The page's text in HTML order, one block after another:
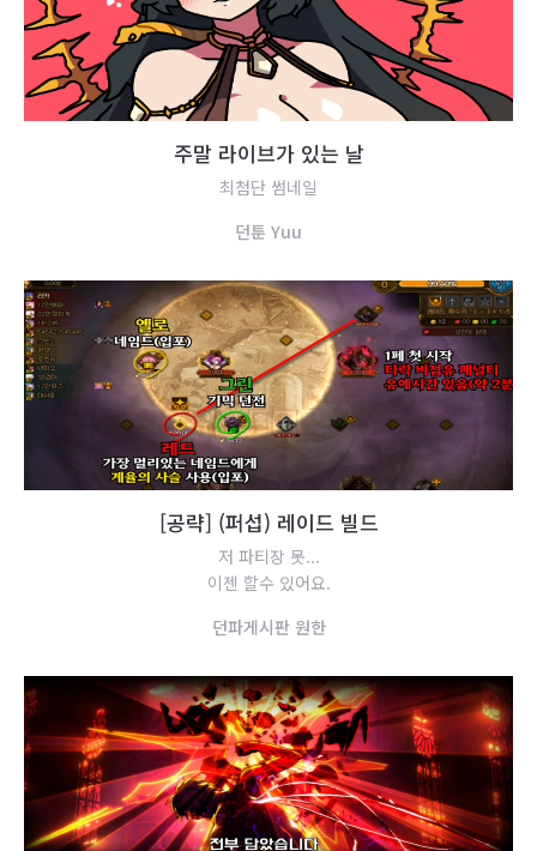
주말 라이브가 있는 날
최첨단 썸네일
던툰 Yuu
[공략] (퍼섭) 레이드 빌드
저 파티장 못...
이젠 할수 있어요.
던파게시판 원한